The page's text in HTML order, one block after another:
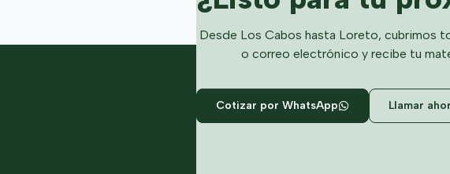
Desde Los Cabos hasta Loreto, cubrimos
o correo electrónico y recibe tu
Cotizar por WhatsApp Llamar